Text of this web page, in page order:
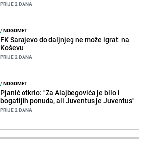
PRIJE 2 DANA
/NOGOMET
FK Sarajevo do daljnjeg ne može igrati na
Koševu
PRIJE 2 DANA
/NOGOMET
Pjanić otkrio: "Za Alajbegovića je bilo i
bogatijih ponuda, ali Juventus je Juventus"
PRIJE 2 DANA